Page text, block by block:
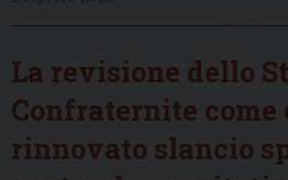
La revisione dello
Confraternite come
rinnovato slancio